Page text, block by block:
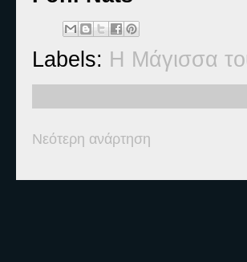
Labels: Η Μάγισσα
Νεότερη ανάρτηση